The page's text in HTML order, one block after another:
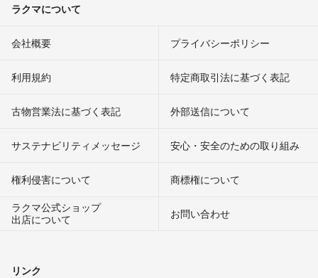
ラクマについて
会社概要 プライバシーポリシー
利用規約 特定商取引法に基づく表記
古物営業法に基づく表記 外部送信について
サステナビリティメッセージ 安心・安全のための取り組み
権利侵害について
商標権について
ラクマ公式ショップ
出店について
お問い合わせ
リンク